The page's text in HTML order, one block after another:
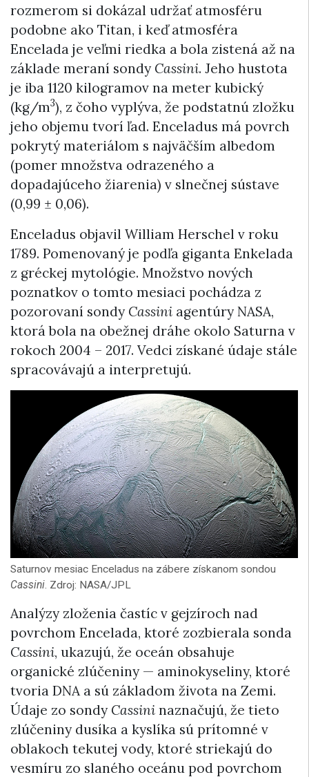
rozmerom si dokázal udržať atmosféru
podobne ako Titan, i keď atmosféra
Encelada je veľmi riedka a bola zistená až na
základe meraní sondy Cassini. Jeho hustota
je iba 1120 kilogramov na meter kubický
(kg/m3), z čoho vyplýva, že podstatnú zložku
jeho objemu tvorí ľad. Enceladus má povrch
pokrytý materiálom s najväčším albedom
(pomer množstva odrazeného a
dopadajúceho žiarenia) ‎v slnečnej sústave
(0,99 ± 0,06).
Enceladus objavil William Herschel v roku
1789. Pomenovaný je podľa giganta Enkelada
z gréckej mytológie. Množstvo nových
poznatkov o tomto mesiaci pochádza z
pozorovaní sondy Cassini agentúry NASA,
ktorá bola na obežnej dráhe okolo Saturna v
rokoch 2004 – 2017. Vedci získané údaje stále
spracovávajú a interpretujú.
Saturnov mesiac Enceladus na zábere získanom sondou
Cassini. Zdroj: NASA/JPL
Analýzy zloženia častíc v gejzíroch nad
povrchom Encelada, ktoré zozbierala sonda
Cassini, ukazujú, že oceán obsahuje
organické zlúčeniny — aminokyseliny, ktoré
tvoria DNA a sú základom života na Zemi.
Údaje zo sondy Cassini naznačujú, že tieto
zlúčeniny dusíka a kyslíka sú prítomné v
oblakoch tekutej vody, ktoré striekajú do
vesmíru zo slaného oceánu pod povrchom